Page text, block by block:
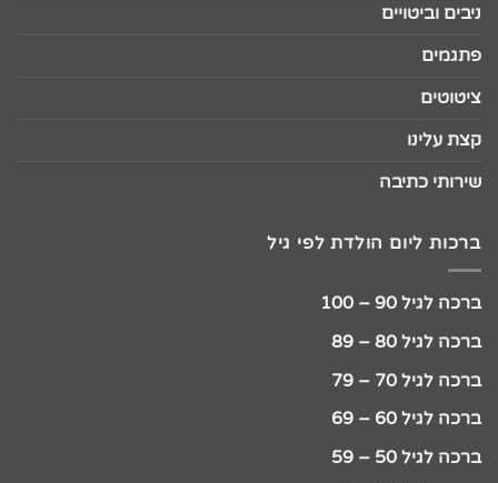
ניבים וביטויים
פתגמים
ציטוטים
קצת עלינו
שירותי כתיבה
ברכות ליום הולדת לפי גיל
ברכה לגיל 90 – 100
ברכה לגיל 80 – 89
ברכה לגיל 70 – 79
ברכה לגיל 60 – 69
ברכה לגיל 50 – 59